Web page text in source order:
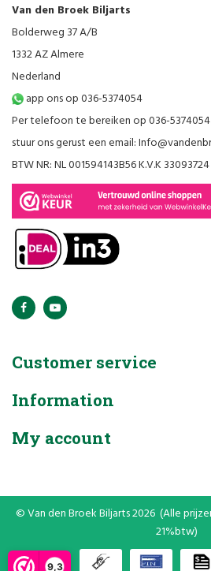
9,3
Van den Broek Biljarts
Bolderweg 37 A/B
1332 AZ Almere
Nederland
app ons op 036-5374054
Per telefoon te bereiken op 036-5374054
stuur ons gerust een email:
BTW NR: NL 001594143B56 K.V.K 33093724
Customer service
Information
My account
© Van den Broek Biljarts 2026 (Alle
21%btw)